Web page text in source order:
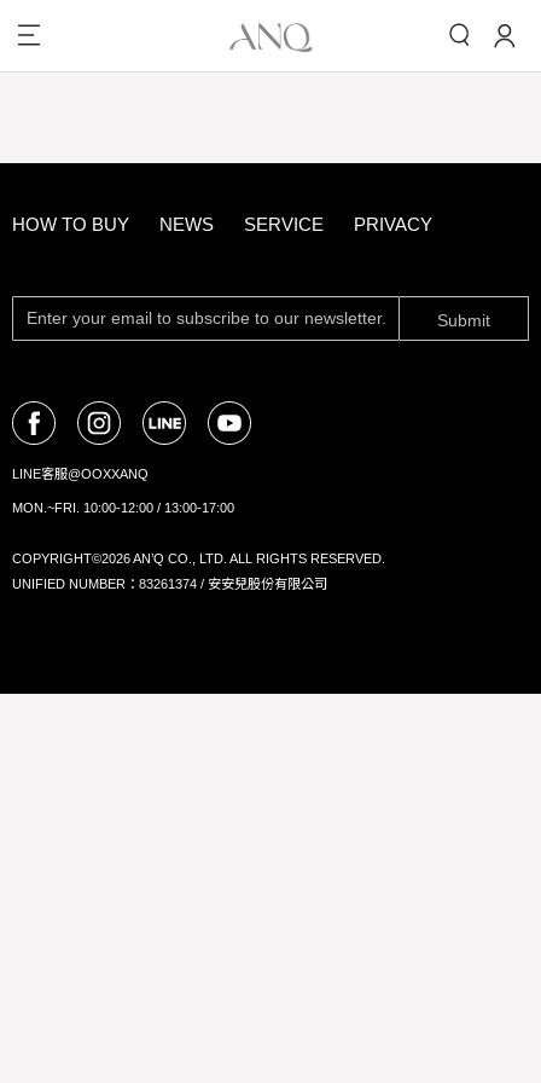
HOW TO BUY NEWS SERVICE PRIVACY
Submit
LINE客服@OOXXANQ
MON.~FRI. 10:00-12:00 / 13:00-17:00
COPYRIGHT©2026 AN’Q CO., LTD. ALL RIGHTS RESERVED.
UNIFIED NUMBER：83261374 / 安安兒股份有限公司